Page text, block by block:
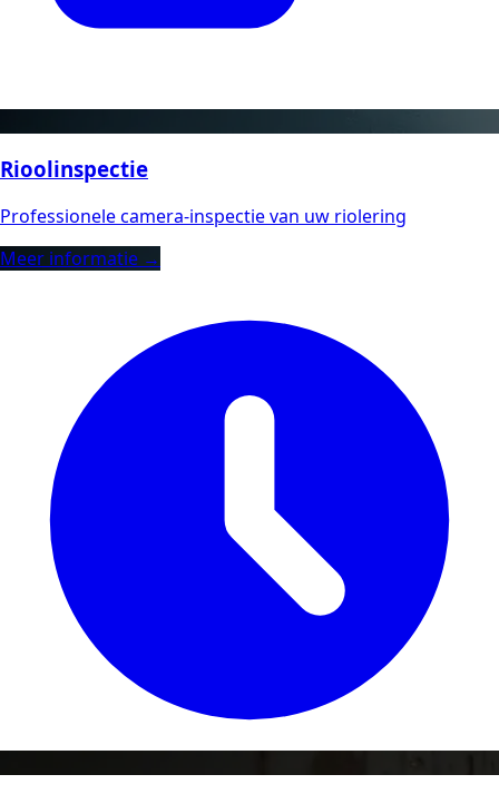
Rioolinspectie
Professionele camera-inspectie van uw riolering
Meer informatie →